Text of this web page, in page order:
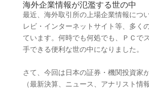
海外企業情報が氾濫する世の中
最近、海外取引所の上場企業情報につ
レビ・インターネットサイト等、多く
ています。何時でも何処でも、ＰＣで
手できる便利な世の中になりました。
さて、今回は日本の証券・機関投資家
（最新決算、ニュース、アナリスト情